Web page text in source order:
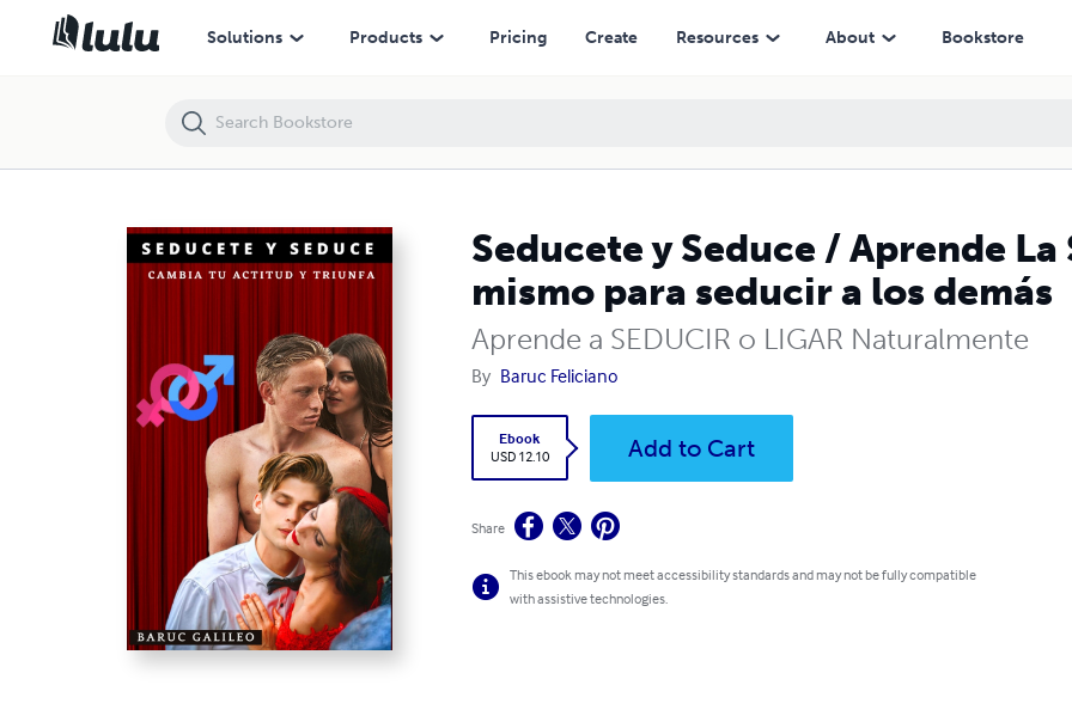
Solutions Products Pricing Create Resources About Bookstore
Seducete y Seduce / Aprende
mismo para seducir a los demás
Aprende a SEDUCIR o LIGAR Naturalmente
By Baruc Feliciano
Ebook
USD 12.10
Add to Cart
Share
This ebook may not meet accessibility standards and may not be fully compatible
with assistive technologies.
Seducete y Seduce / Aprende La SEDUCCIÓN contigo mismo para seducir a los demás